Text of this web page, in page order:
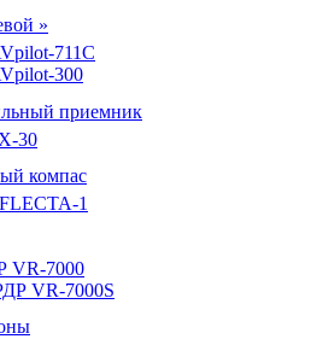
»
711С
300
приемник
30
компас
1
VR-7000
VR-7000S